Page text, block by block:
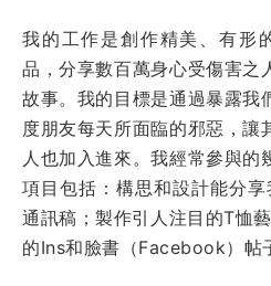
我的工作是創作精美、有形
品，分享數百萬身心受傷害之
故事。我的目標是通過暴露我
度朋友每天所面臨的邪惡，讓
人也加入進來。我經常參與的
項目包括：構思和設計能分
通訊稿；製作引人注目的T恤
的Ins和臉書（Facebook）帖